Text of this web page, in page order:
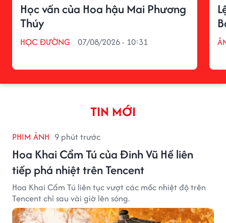
Học vấn của Hoa hậu Mai Phương
Thúy
HỌC ĐƯỜNG 07/08/2026 - 10:31
TIN MỚI
PHIM ẢNH 9 phút trước
Hoa Khai Cẩm Tú của Đinh Vũ Hề liên
tiếp phá nhiệt trên Tencent
Hoa Khai Cẩm Tú liên tục vượt các mốc nhiệt độ trên
Tencent chỉ sau vài giờ lên sóng.